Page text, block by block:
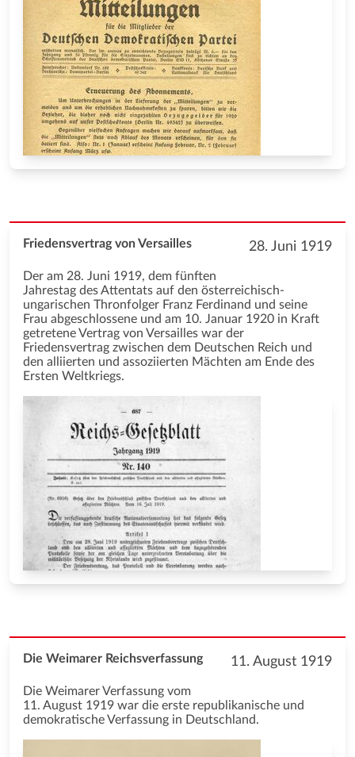
28. Juni 1919
Friedensvertrag von Versailles
Der am 28. Juni 1919, dem fünften
Jahrestag des Attentats auf den österreichisch-
ungarischen Thronfolger Franz Ferdinand und seine
Frau abgeschlossene und am 10. Januar 1920 in Kraft
getretene Vertrag von Versailles war der
Friedensvertrag zwischen dem Deutschen Reich und
den alliierten und assoziierten Mächten am Ende des
Ersten Weltkriegs.
11. August 1919
Die Weimarer Reichsverfassung
Die Weimarer Verfassung vom
11. August 1919 war die erste republikanische und
demokratische Verfassung in Deutschland.